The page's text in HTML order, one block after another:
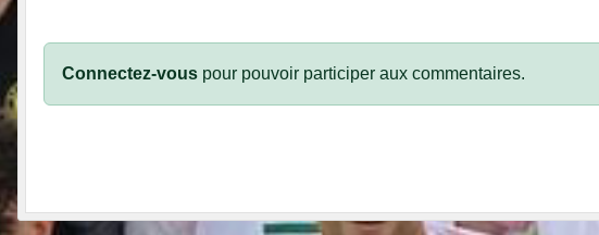
Connectez-vous pour pouvoir participer aux commentaires.